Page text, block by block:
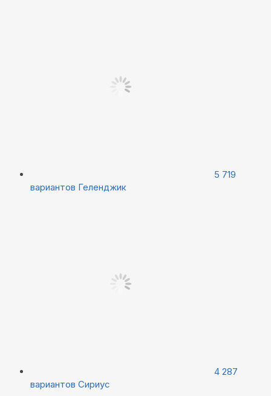
5 719
вариантов Геленджик
4 287
вариантов Сириус